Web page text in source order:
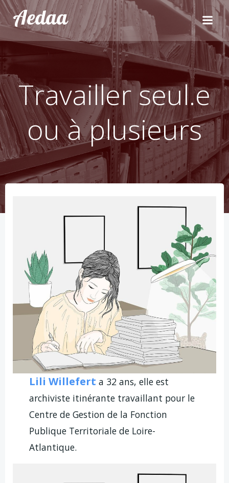
Aller
au
contenu
Aedaa
Travailler seul.e
ou à plusieurs
Lili Willefert a 32 ans, elle est
archiviste itinérante travaillant pour le
Centre de Gestion de la Fonction
Publique Territoriale de Loire-
Atlantique.